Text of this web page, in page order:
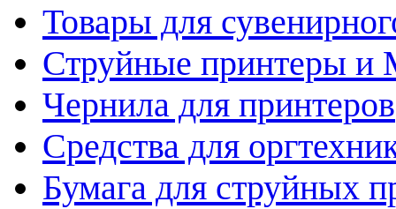
Товары для
Струйные принтеры
Чернила для принтеров
Средства для
Бумага для струйных